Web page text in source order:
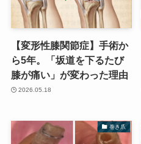
【変形性膝関節症】手術か
ら5年。「坂道を下るたび
膝が痛い」が変わった理由
2026.05.18
巻き爪